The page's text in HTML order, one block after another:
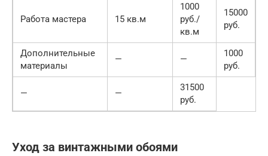
Работа мастера 15 кв.м
1000
руб./
кв.м
15000
руб.
Дополнительные
материалы
— —
1000
руб.
— —
31500
руб.
Уход за винтажными обоями